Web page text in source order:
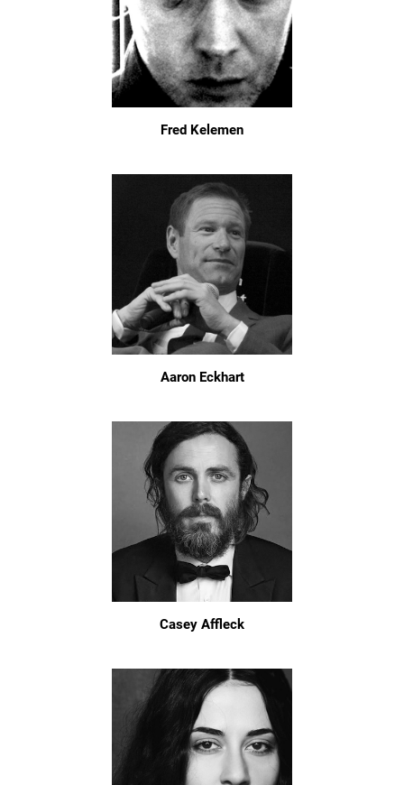
Fred Kelemen
Aaron Eckhart
Casey Affleck